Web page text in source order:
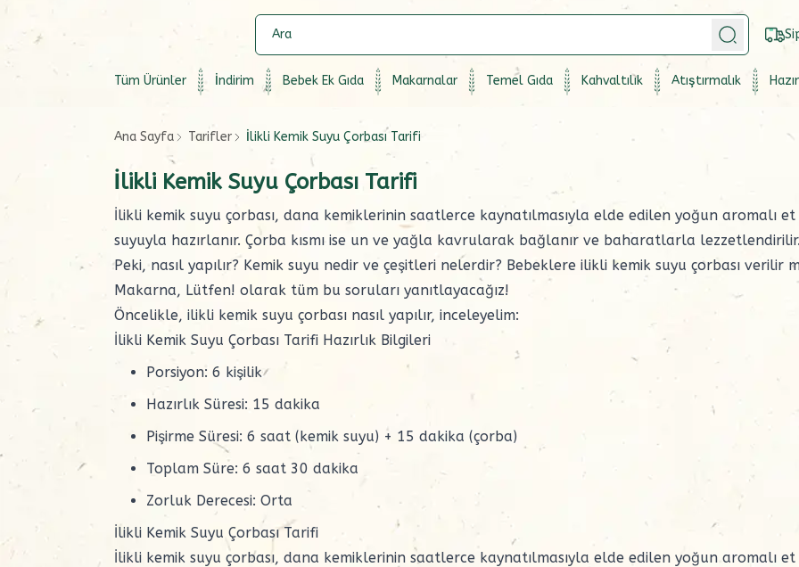
Tüm Ürünler İndirim Bebek Ek Gıda Makarnalar Temel Gıda Kahvaltılık Atıştırmalık
Ana Sayfa Tarifler İlikli Kemik Suyu Çorbası Tarifi
İlikli Kemik Suyu Çorbası Tarifi
İlikli kemik suyu çorbası, dana kemiklerinin saatlerce kaynatılmasıyla elde edilen yoğun aromalı et
suyuyla hazırlanır. Çorba kısmı ise un ve yağla kavrularak bağlanır ve baharatlarla
Peki, nasıl yapılır? Kemik suyu nedir ve çeşitleri nelerdir? Bebeklere ilikli kemik suyu çorbası verilir
Makarna, Lütfen! olarak tüm bu soruları yanıtlayacağız!
Öncelikle, ilikli kemik suyu çorbası nasıl yapılır, inceleyelim:
İlikli Kemik Suyu Çorbası Tarifi Hazırlık Bilgileri
Porsiyon: 6 kişilik
Hazırlık Süresi: 15 dakika
Pişirme Süresi: 6 saat (kemik suyu) + 15 dakika (çorba)
Toplam Süre: 6 saat 30 dakika
Zorluk Derecesi: Orta
İlikli Kemik Suyu Çorbası Tarifi
İlikli kemik suyu çorbası, dana kemiklerinin saatlerce kaynatılmasıyla elde edilen yoğun aromalı et